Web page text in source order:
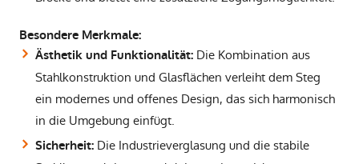
Besondere Merkmale:
Ästhetik und Funktionalität: Die Kombination aus
Stahlkonstruktion und Glasflächen verleiht dem Steg
ein modernes und offenes Design, das sich harmonisch
in die Umgebung einfügt.
Sicherheit: Die Industrieverglasung und die stabile